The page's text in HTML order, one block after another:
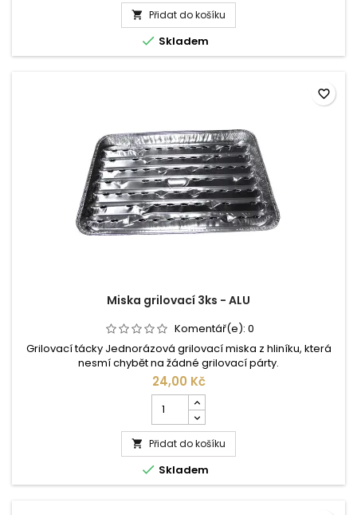
Kelímek
plastový
PP
transparentní
Svijany
 Přidat do košíku
 Skladem
Miska grilovací 3ks - ALU
Komentář(e): 0
Grilovací tácky Jednorázová grilovací miska z hliníku, která
nesmí chybět na žádné grilovací párty.
24,00 Kč
kusů
produktu
Miska
grilovací
3ks
-
 Přidat do košíku
 Skladem
favorite_border